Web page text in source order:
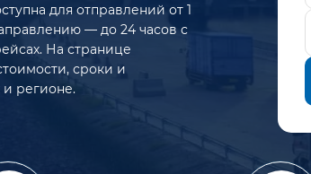
для отправлений от 1
— до 24 часов с
На странице
сроки и
регионе.